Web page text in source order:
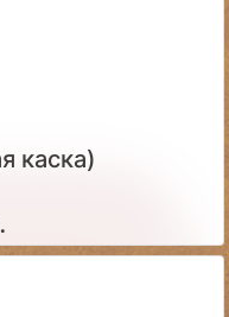
каска)